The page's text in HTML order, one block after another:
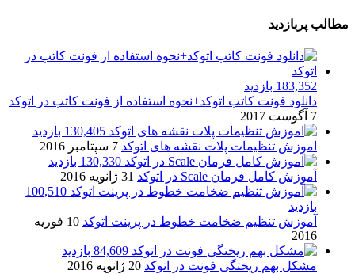
مطالب پربازدید
183,352 بازدید
دانلود فونت کاتب اتوکد+نحوه استفاده از فونت کاتب در اتوکد
7 آگوست 2017
130,405 بازدید
اموزش تنظیمات پلات نقشه های اتوکد 7 سپتامبر 2016
130,330 بازدید
آموزش کامل فرمان Scale در اتوکد
31 ژانویه 2016
100,510
بازدید
آموزش تنظیم ضخامت خطوط در پرینت اتوکد
10 فوریه
2016
84,609 بازدید
مشکل بهم ریختگی فونت در اتوکد 20 ژانویه 2016